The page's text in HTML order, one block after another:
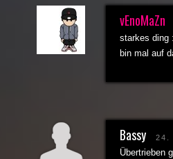
vEnoMaZn
starkes ding
bin mal auf
Bassy 24.
Übertrieben